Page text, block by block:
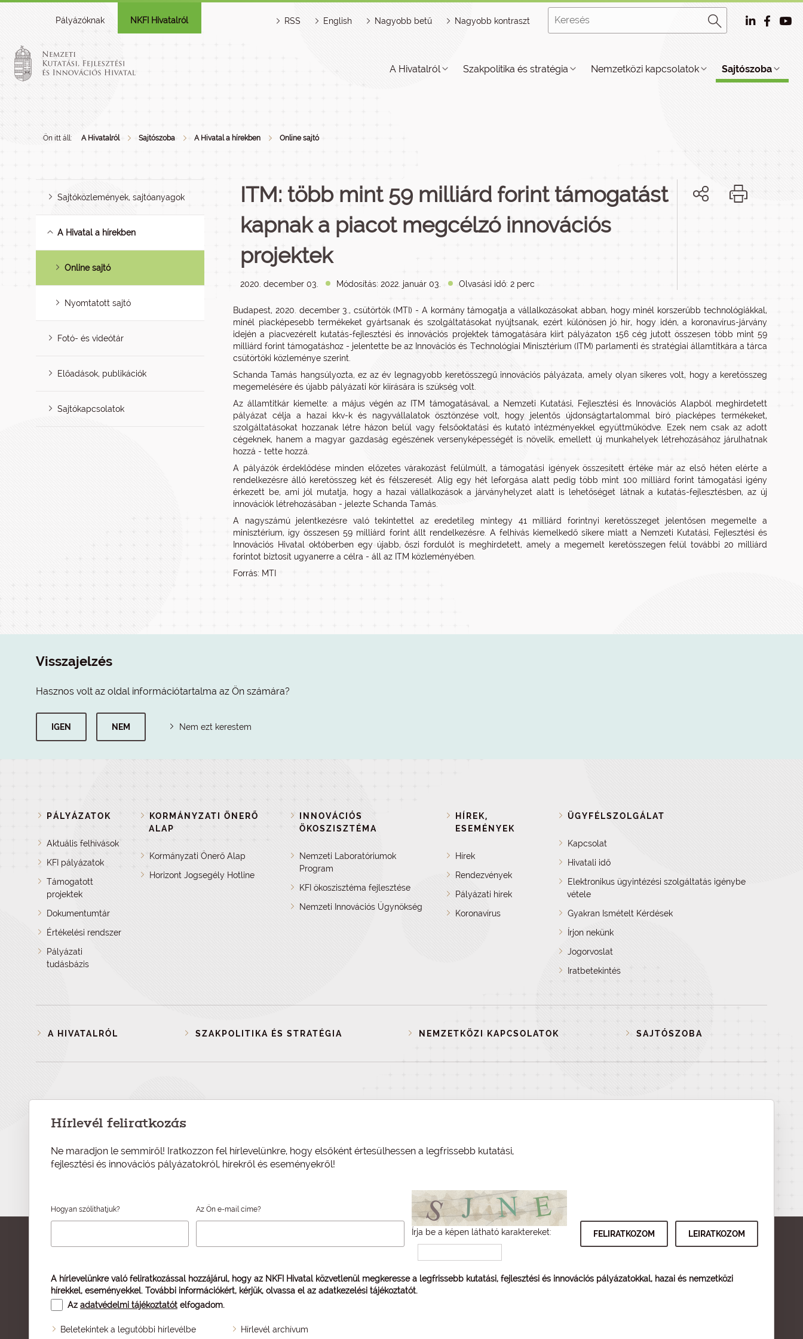
Pályázóknak NKFI Hivatalról RSS English Nagyobb betű Nagyobb kontraszt
A Hivatalról Szakpolitika és stratégia Nemzetközi kapcsolatok Sajtószoba
Ön itt áll: A Hivatalról Sajtószoba A Hivatal a hírekben Online sajtó
Sajtóközlemények, sajtóanyagok
A Hivatal a hírekben
Online sajtó
Nyomtatott sajtó
Fotó- és videótár
Előadások, publikációk
Sajtókapcsolatok
ITM: több mint 59 milliárd forint támogatást
kapnak a piacot megcélzó innovációs
projektek
2020. december 03. Módosítás: 2022. január 03. Olvasási idő: 2 perc
Budapest, 2020. december 3., csütörtök (MTI) - A kormány támogatja a vállalkozásokat abban, hogy minél korszerűbb technológiákkal,
minél piacképesebb termékeket gyártsanak és szolgáltatásokat nyújtsanak, ezért különösen jó hír, hogy idén, a koronavírus-járvány
idején a piacvezérelt kutatás-fejlesztési és innovációs projektek támogatására kiírt pályázaton 156 cég jutott összesen több mint 59
milliárd forint támogatáshoz - jelentette be az Innovációs és Technológiai Minisztérium (ITM) parlamenti és stratégiai államtitkára a tárca
csütörtöki közleménye szerint.
Schanda Tamás hangsúlyozta, ez az év legnagyobb keretösszegű innovációs pályázata, amely olyan sikeres volt, hogy a keretösszeg
megemelésére és újabb pályázati kör kiírására is szükség volt.
Az államtitkár kiemelte: a május végén az ITM támogatásával, a Nemzeti Kutatási, Fejlesztési és Innovációs Alapból meghirdetett
pályázat célja a hazai kkv-k és nagyvállalatok ösztönzése volt, hogy jelentős újdonságtartalommal bíró piacképes termékeket,
szolgáltatásokat hozzanak létre házon belül vagy felsőoktatási és kutató intézményekkel együttműködve. Ezek nem csak az adott
cégeknek, hanem a magyar gazdaság egészének versenyképességét is növelik, emellett új munkahelyek létrehozásához járulhatnak
hozzá - tette hozzá.
A pályázók érdeklődése minden előzetes várakozást felülmúlt, a támogatási igények összesített értéke már az első héten elérte a
rendelkezésre álló keretösszeg két és félszeresét. Alig egy hét leforgása alatt pedig több mint 100 milliárd forint támogatási igény
érkezett be, ami jól mutatja, hogy a hazai vállalkozások a járványhelyzet alatt is lehetőséget látnak a kutatás-fejlesztésben, az új
innovációk létrehozásában - jelezte Schanda Tamás.
A nagyszámú jelentkezésre való tekintettel az eredetileg mintegy 41 milliárd forintnyi keretösszeget jelentősen megemelte a
minisztérium, így összesen 59 milliárd forint állt rendelkezésre. A felhívás kiemelkedő sikere miatt a Nemzeti Kutatási, Fejlesztési és
Innovációs Hivatal októberben egy újabb, őszi fordulót is meghirdetett, amely a megemelt keretösszegen felül további 20 milliárd
forintot biztosít ugyanerre a célra - áll az ITM közleményében.
Forrás: MTI
Visszajelzés
Hasznos volt az oldal információtartalma az Ön számára?
IGEN NEM Nem ezt kerestem
PÁLYÁZATOK
Aktuális felhívások
KFI pályázatok
Támogatott
projektek
Dokumentumtár
Értékelési rendszer
Pályázati
tudásbázis
KORMÁNYZATI ÖNERŐ
ALAP
Kormányzati Önerő Alap
Horizont Jogsegély Hotline
INNOVÁCIÓS
ÖKOSZISZTÉMA
Nemzeti Laboratóriumok
Program
KFI ökoszisztéma fejlesztése
Nemzeti Innovációs Ügynökség
HÍREK,
ESEMÉNYEK
Hírek
Rendezvények
Pályázati hírek
Koronavírus
ÜGYFÉLSZOLGÁLAT
Kapcsolat
Hivatali idő
Elektronikus ügyintézési szolgáltatás igénybe
vétele
Gyakran Ismételt Kérdések
Írjon nekünk
Jogorvoslat
Iratbetekintés
A HIVATALRÓL SZAKPOLITIKA ÉS STRATÉGIA NEMZETKÖZI KAPCSOLATOK SAJTÓSZOBA
Hírlevél feliratkozás
Ne maradjon le semmiről! Iratkozzon fel hírlevelünkre, hogy elsőként értesülhessen a legfrissebb kutatási,
fejlesztési és innovációs pályázatokról, hírekről és eseményekről!
Hogyan szólíthatjuk? Az Ön e-mail címe?
Írja be a képen látható karaktereket:
A hírlevelünkre való feliratkozással hozzájárul, hogy az NKFI Hivatal közvetlenül megkeresse a legfrissebb kutatási, fejlesztési és innovációs pályázatokkal, hazai és nemzetközi
hírekkel, eseményekkel. További információkért, kérjük, olvassa el az adatkezelési tájékoztatót.
Az adatvédelmi tájékoztatót elfogadom.
Beletekintek a legutóbbi hírlevélbe Hírlevél archívum